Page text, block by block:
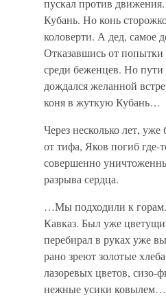
пускал против
Кубань. Но конь
коловерти. А дед, самое
Отказавшись от попытки
среди беженцев. Но
дождался желанной
коня в жуткую Кубань…
Через несколько лет,
от тифа, Яков погиб
совершенно
разрыва сердца.
…Мы подходили к
Кавказ. Был уже
перебирал в руках уже
рано зреют золотые
лазоревых цветов,
нежные усики ковылем…